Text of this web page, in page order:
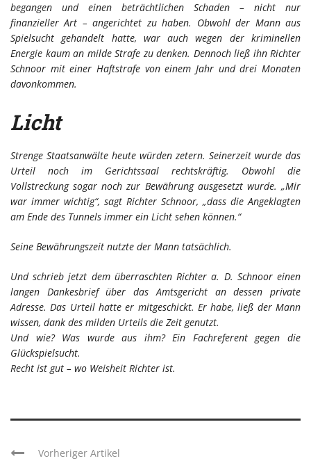
begangen und einen beträchtlichen Schaden – nicht nur
finanzieller Art – angerichtet zu haben. Obwohl der Mann aus
Spielsucht gehandelt hatte, war auch wegen der kriminellen
Energie kaum an milde Strafe zu denken. Dennoch ließ ihn Richter
Schnoor mit einer Haftstrafe von einem Jahr und drei Monaten
davonkommen.
Licht
Strenge Staatsanwälte heute würden zetern. Seinerzeit wurde das
Urteil noch im Gerichtssaal rechtskräftig. Obwohl die
Vollstreckung sogar noch zur Bewährung ausgesetzt wurde. „Mir
war immer wichtig“, sagt Richter Schnoor, „dass die Angeklagten
am Ende des Tunnels immer ein Licht sehen können.“
Seine Bewährungszeit nutzte der Mann tatsächlich.
Und schrieb jetzt dem überraschten Richter a. D. Schnoor einen
langen Dankesbrief über das Amtsgericht an dessen private
Adresse. Das Urteil hatte er mitgeschickt. Er habe, ließ der Mann
wissen, dank des milden Urteils die Zeit genutzt.
Und wie? Was wurde aus ihm? Ein Fachreferent gegen die
Glückspielsucht.
Recht ist gut – wo Weisheit Richter ist.
Vorheriger Artikel